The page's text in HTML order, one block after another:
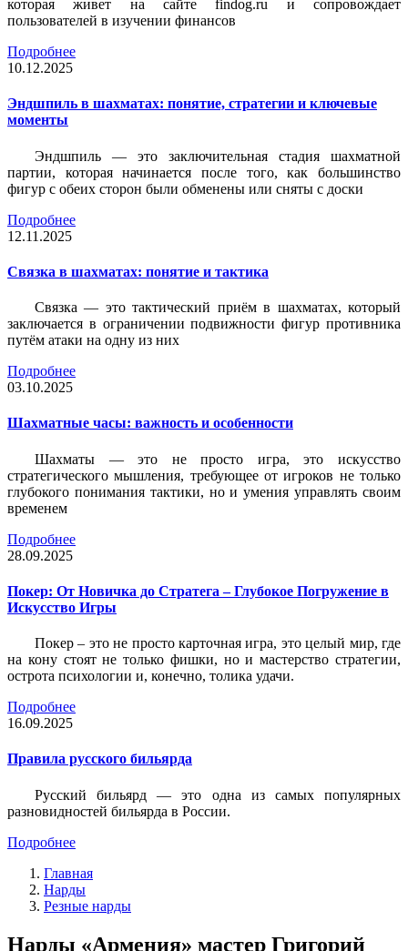
которая живет на сайте findog.ru и сопровождает
пользователей в изучении финансов
Подробнее
10.12.2025
Эндшпиль в шахматах: понятие, стратегии и ключевые
моменты
Эндшпиль — это заключительная стадия шахматной
партии, которая начинается после того, как большинство
фигур с обеих сторон были обменены или сняты с доски
Подробнее
12.11.2025
Связка в шахматах: понятие и тактика
Связка — это тактический приём в шахматах, который
заключается в ограничении подвижности фигур противника
путём атаки на одну из них
Подробнее
03.10.2025
Шахматные часы: важность и особенности
Шахматы — это не просто игра, это искусство
стратегического мышления, требующее от игроков не только
глубокого понимания тактики, но и умения управлять своим
временем
Подробнее
28.09.2025
Покер: От Новичка до Стратега – Глубокое Погружение в
Искусство Игры
Покер – это не просто карточная игра, это целый мир, где
на кону стоят не только фишки, но и мастерство стратегии,
острота психологии и, конечно, толика удачи.
Подробнее
16.09.2025
Правила русского бильярда
Русский бильярд — это одна из самых популярных
разновидностей бильярда в России.
Подробнее
Главная
Нарды
Резные нарды
Нарды «Армения» мастер Григорий